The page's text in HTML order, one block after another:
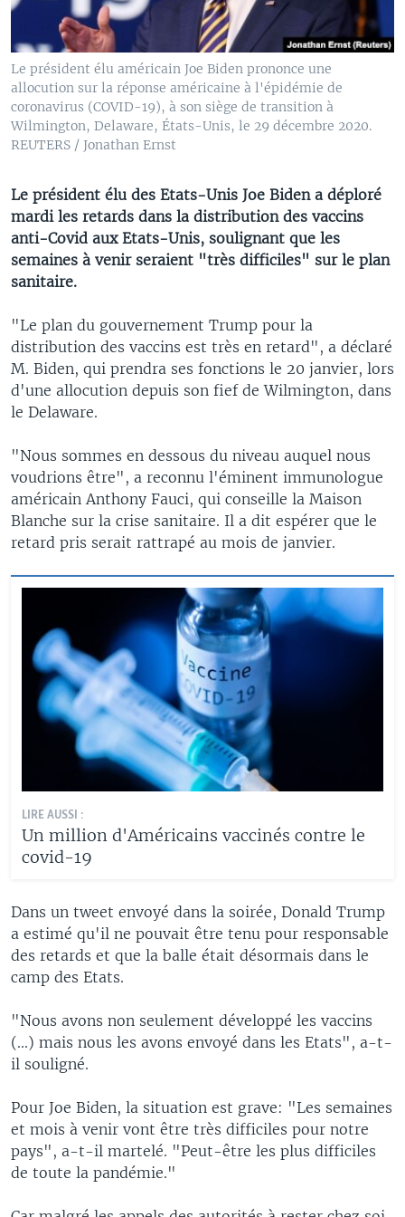
Le président élu américain Joe Biden prononce une
allocution sur la réponse américaine à l'épidémie de
coronavirus (COVID-19), à son siège de transition à
Wilmington, Delaware, États-Unis, le 29 décembre 2020.
REUTERS / Jonathan Ernst
Le président élu des Etats-Unis Joe Biden a déploré
mardi les retards dans la distribution des vaccins
anti-Covid aux Etats-Unis, soulignant que les
semaines à venir seraient "très difficiles" sur le plan
sanitaire.
"Le plan du gouvernement Trump pour la
distribution des vaccins est très en retard", a déclaré
M. Biden, qui prendra ses fonctions le 20 janvier, lors
d'une allocution depuis son fief de Wilmington, dans
le Delaware.
"Nous sommes en dessous du niveau auquel nous
voudrions être", a reconnu l'éminent immunologue
américain Anthony Fauci, qui conseille la Maison
Blanche sur la crise sanitaire. Il a dit espérer que le
retard pris serait rattrapé au mois de janvier.
LIRE AUSSI :
Un million d'Américains vaccinés contre le
covid-19
Dans un tweet envoyé dans la soirée, Donald Trump
a estimé qu'il ne pouvait être tenu pour responsable
des retards et que la balle était désormais dans le
camp des Etats.
"Nous avons non seulement développé les vaccins
(...) mais nous les avons envoyé dans les Etats", a-t-
il souligné.
Pour Joe Biden, la situation est grave: "Les semaines
et mois à venir vont être très difficiles pour notre
pays", a-t-il martelé. "Peut-être les plus difficiles
de toute la pandémie."